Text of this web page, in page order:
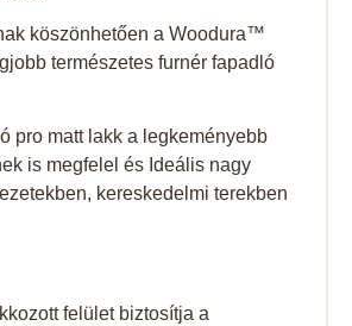
köszönhetően a Woodura™
természetes furnér fapadló
pro matt lakk a legkeményebb
is megfelel és Ideális nagy
kereskedelmi terekben
felület biztosítja a